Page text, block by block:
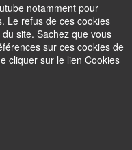
conforme
notamment pour
Le refus de ces cookies
site. Sachez que vous
sur ces cookies de
cliquer sur le lien Cookies